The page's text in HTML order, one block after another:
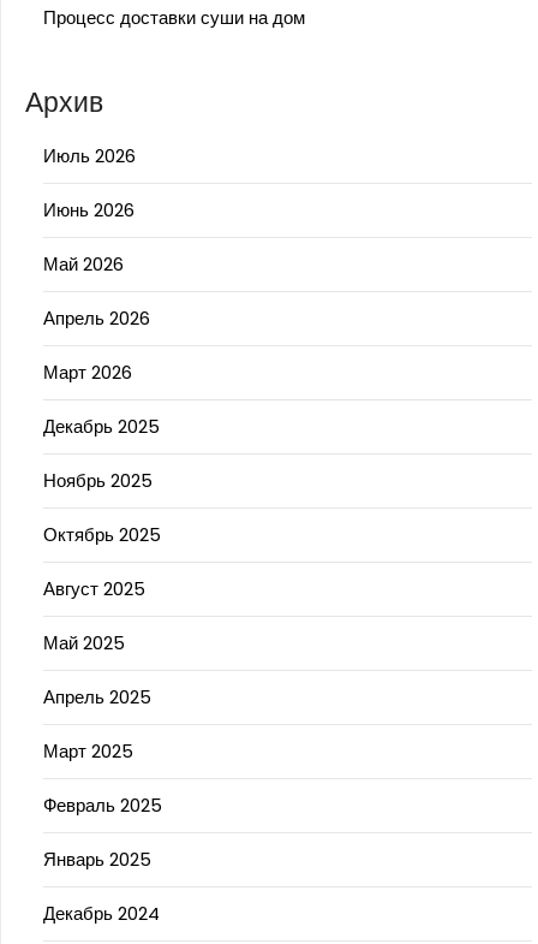
Процесс доставки суши на дом
Архив
Июль 2026
Июнь 2026
Май 2026
Апрель 2026
Март 2026
Декабрь 2025
Ноябрь 2025
Октябрь 2025
Август 2025
Май 2025
Апрель 2025
Март 2025
Февраль 2025
Январь 2025
Декабрь 2024